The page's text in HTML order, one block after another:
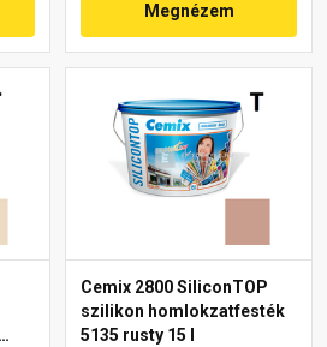
Megnézem
Cemix 2800 SiliconTOP
szilikon homlokzatfesték
5135 rusty 15 l